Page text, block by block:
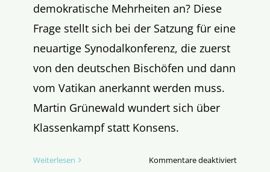
demokratische Mehrheiten an? Diese
Frage stellt sich bei der Satzung für eine
neuartige Synodalkonferenz, die zuerst
von den deutschen Bischöfen und dann
vom Vatikan anerkannt werden muss.
Martin Grünewald wundert sich über
Klassenkampf statt Konsens.
Weiterlesen Kommentare deaktiviertfür